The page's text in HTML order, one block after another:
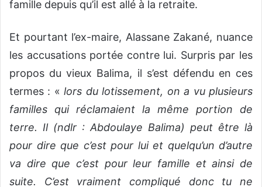
famille depuis qu’il est allé à la retraite.
Et pourtant l’ex-maire, Alassane Zakané, nuance
les accusations portée contre lui. Surpris par les
propos du vieux Balima, il s’est défendu en ces
termes : « lors du lotissement, on a vu plusieurs
familles qui réclamaient la même portion de
terre. Il (ndlr : Abdoulaye Balima) peut être là
pour dire que c’est pour lui et quelqu’un d’autre
va dire que c’est pour leur famille et ainsi de
suite. C’est vraiment compliqué donc tu ne